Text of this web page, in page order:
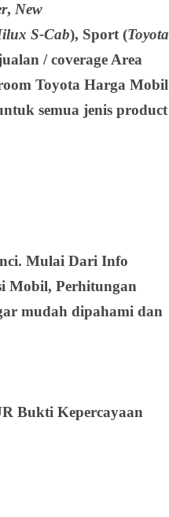
, New
S-Cab), Sport(Toyota
/ coverage Area
Toyota Harga Mobil
semua jenis product
Mulai Dari Info
Mobil, Perhitungan
mudah dipahami dan
Bukti Kepercayaan